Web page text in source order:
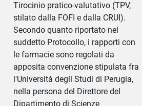
Tirocinio pratico-valutativo (TPV,
stilato dalla FOFI e dalla CRUI).
Secondo quanto riportato nel
suddetto Protocollo, i rapporti con
le farmacie sono regolati da
apposita convenzione stipulata fra
l'Università degli Studi di Perugia,
nella persona del Direttore del
Dipartimento di Scienze